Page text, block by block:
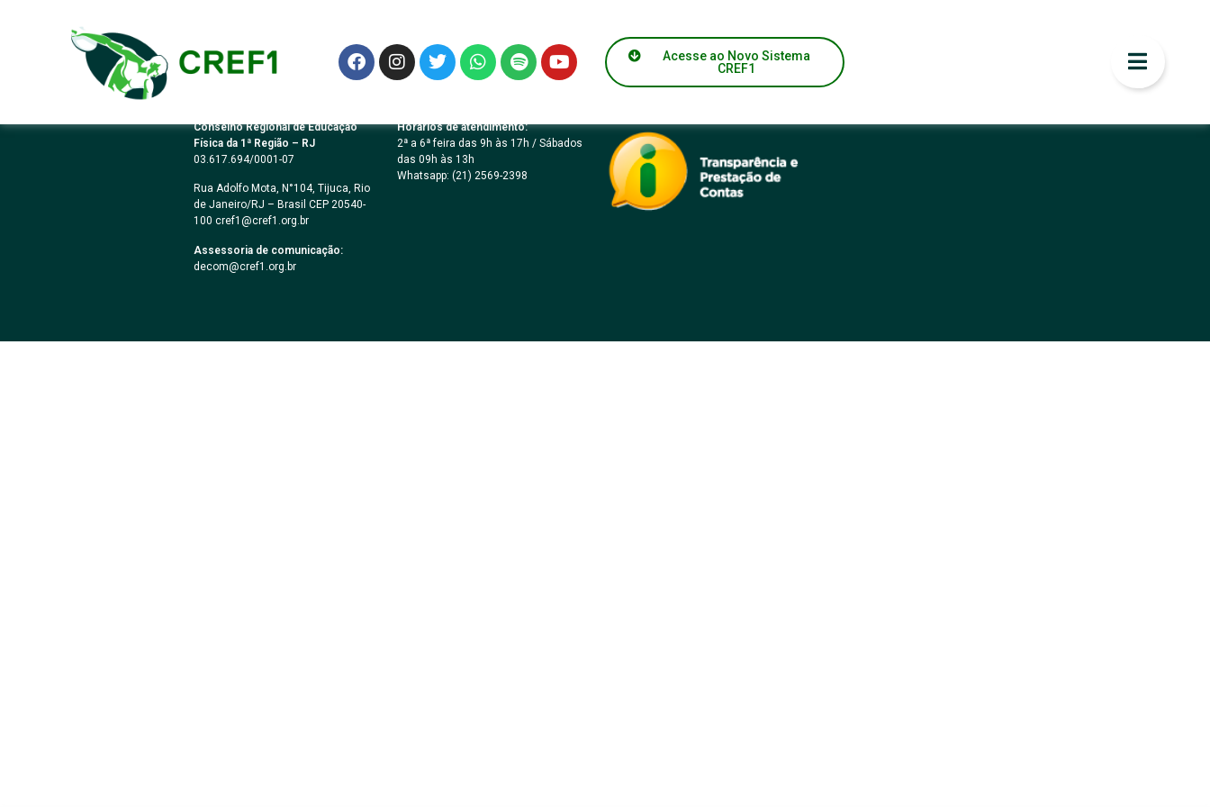
Acesse ao Novo Sistema
CREF1
PREGÃO ELETRÔNICO Nº 90006/2025 – MENOR PREÇO
Conselho Regional de Educação
Física da 1ª Região – RJ
03.617.694/0001-07
Rua Adolfo Mota, N°104, Tijuca, Rio
de Janeiro/RJ – Brasil CEP 20540-
100 cref1@cref1.org.br
Assessoria de comunicação:
decom@cref1.org.br
Horários de atendimento:
2ª a 6ª feira das 9h às 17h / Sábados
das 09h às 13h
Whatsapp: (21) 2569-2398